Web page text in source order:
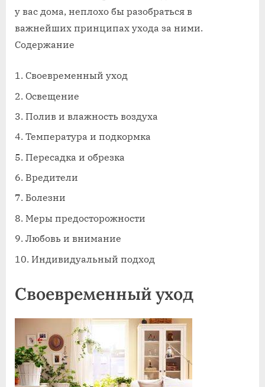
у вас дома, неплохо бы разобраться в
важнейших принципах ухода за ними.
Содержание
Своевременный уход
Освещение
Полив и влажность воздуха
Температура и подкормка
Пересадка и обрезка
Вредители
Болезни
Меры предосторожности
Любовь и внимание
Индивидуальный подход
Своевременный уход